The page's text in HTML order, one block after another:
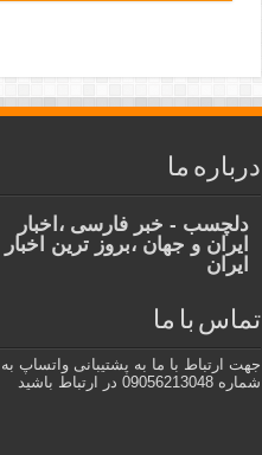
درباره ما
دلچسب - خبر فارسی ،اخبار
ایران و جهان ،بروز ترین اخبار
ایران
تماس با ما
جهت ارتباط با ما به پشتیبانی واتساپ به
شماره 09056213048 در ارتباط باشید